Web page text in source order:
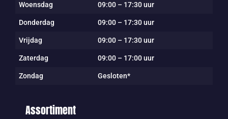
Woensdag 09:00 – 17:30 uur
Donderdag 09:00 – 17:30 uur
Vrijdag 09:00 – 17:30 uur
Zaterdag 09:00 – 17:00 uur
Zondag Gesloten*
Assortiment